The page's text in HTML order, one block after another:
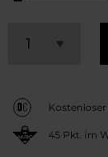
Kostenloser
45 Pkt. im